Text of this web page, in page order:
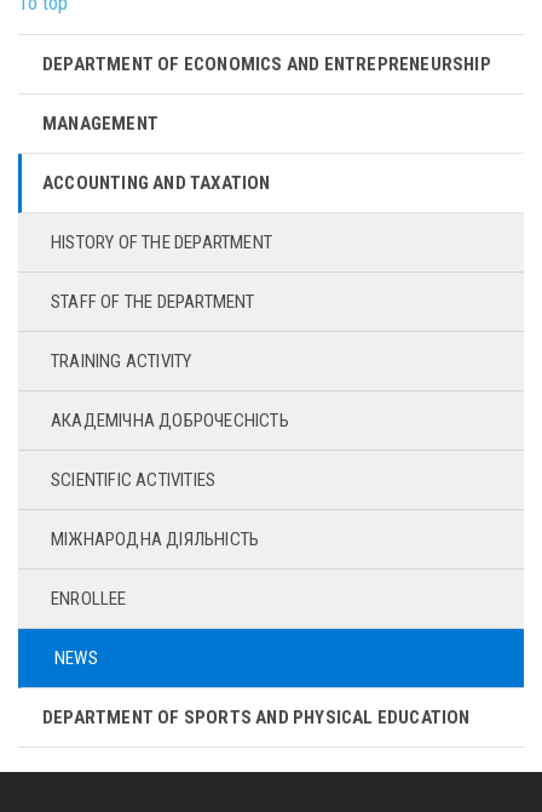
DEPARTMENT OF ECONOMICS AND ENTREPRENEURSHIP
MANAGEMENT
ACCOUNTING AND TAXATION
HISTORY OF THE DEPARTMENT
STAFF OF THE DEPARTMENT
TRAINING ACTIVITY
АКАДЕМІЧНА ДОБРОЧЕСНІСТЬ
SCIENTIFIC ACTIVITIES
МІЖНАРОДНА ДІЯЛЬНІСТЬ
ENROLLEE
NEWS
DEPARTMENT OF SPORTS AND PHYSICAL EDUCATION